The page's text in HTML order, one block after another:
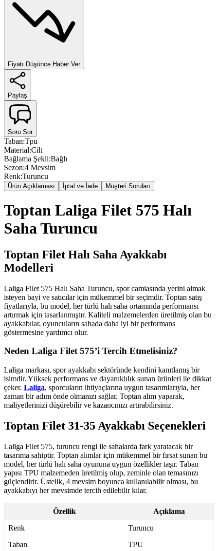
Fiyatı Düşünce Haber Ver
Paylaş
Soru Sor
Taban:Tpu
Material:Cilt
Bağlama Şekli:Bağlı
Sezon:4 Mevsim
Renk:Turuncu
Ürün Açıklaması İptal ve İade Müşteri Soruları
Toptan Laliga Filet 575 Halı
Saha Turuncu
Toptan Filet Halı Saha Ayakkabı
Modelleri
Laliga Filet 575 Halı Saha Turuncu, spor camiasında yerini almak
isteyen bayi ve satıcılar için mükemmel bir seçimdir. Toptan satış
fiyatlarıyla, bu model, her türlü halı saha ortamında performansı
artırmak için tasarlanmıştır. Kaliteli malzemelerden üretilmiş olan bu
ayakkabılar, oyuncuların sahada daha iyi bir performans
göstermesine yardımcı olur.
Neden Laliga Filet 575’i Tercih Etmelisiniz?
Laliga markası, spor ayakkabı sektöründe kendini kanıtlamış bir
isimdir. Yüksek performans ve dayanıklılık sunan ürünleri ile dikkat
çeker. Laliga, sporcuların ihtiyaçlarına uygun tasarımlarıyla, her
zaman bir adım önde olmanızı sağlar. Toptan alım yaparak,
maliyetlerinizi düşürebilir ve kazancınızı artırabilirsiniz.
Toptan Filet 31-35 Ayakkabı Seçenekleri
Laliga Filet 575, turuncu rengi ile sahalarda fark yaratacak bir
tasarıma sahiptir. Toptan alımlar için mükemmel bir fırsat sunan bu
model, her türlü halı saha oyununa uygun özellikler taşır. Taban
yapısı TPU malzemeden üretilmiş olup, zeminle olan temasınızı
güçlendirir. Üstelik, 4 mevsim boyunca kullanılabilir olması, bu
ayakkabıyı her mevsimde tercih edilebilir kılar.
Özellik
Açıklama
Renk
Turuncu
Taban
TPU